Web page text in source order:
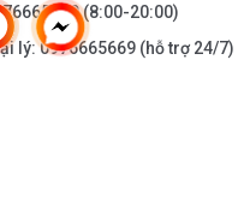
(8:00-20:00)
lý:0976665669 (hỗ trợ 24/7)